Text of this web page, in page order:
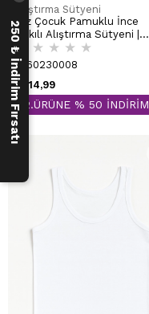
Alıştırma Sütyeni
Kız Çocuk Pamuklu İnce
Askılı Alıştırma Sütyeni |
Siyah K42324
★ ★ ★ ★ ★
6160230008
₺114,99
2.ÜRÜNE % 50 İNDİRİM
250 ₺ İndirim Fırsatı